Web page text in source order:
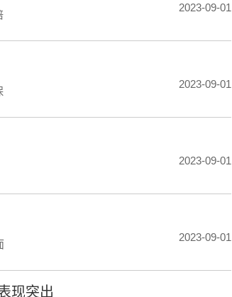
2023-09-01
2023-09-01
2023-09-01
2023-09-01
现突出